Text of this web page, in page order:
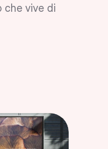
che vive di